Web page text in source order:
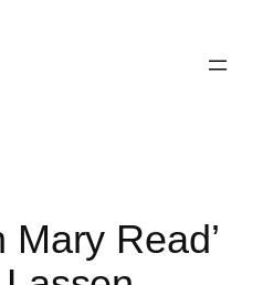
Mary Read’